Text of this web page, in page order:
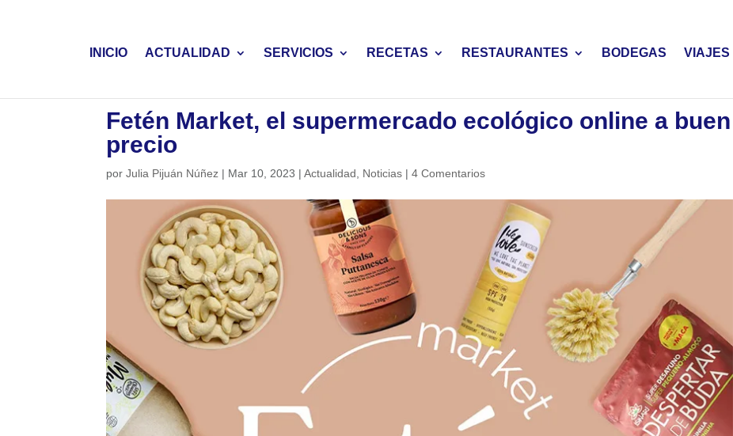
INICIO ACTUALIDAD SERVICIOS RECETAS RESTAURANTES BODEGAS VIAJES
Fetén Market, el supermercado ecológico online a buen
precio
porJulia Pijuán Núñez | Mar 10, 2023 |Actualidad Noticias |4 Comentarios